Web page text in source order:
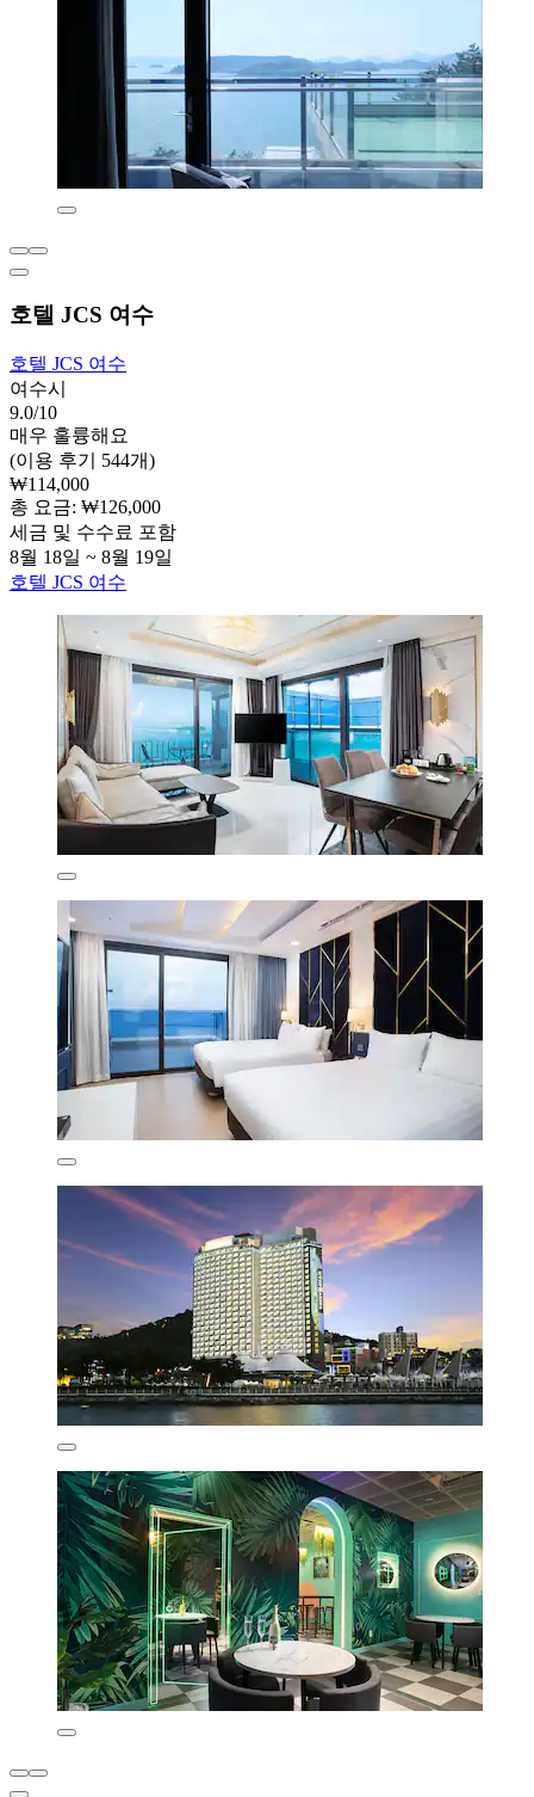
호텔 JCS 여수
호텔 JCS 여수
여수시
9.0/10
매우 훌륭해요
(이용 후기 544개)
₩114,000
총 요금: ₩126,000
세금 및 수수료 포함
8월 18일 ~ 8월 19일
호텔 JCS 여수